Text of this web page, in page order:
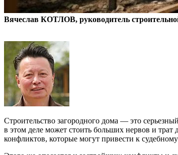
Вячеслав КОТЛОВ, руководитель
Строительство загородного дома — это
в этом деле может стоить больших нервов и трат
конфликтов, которые могут привести к судебному